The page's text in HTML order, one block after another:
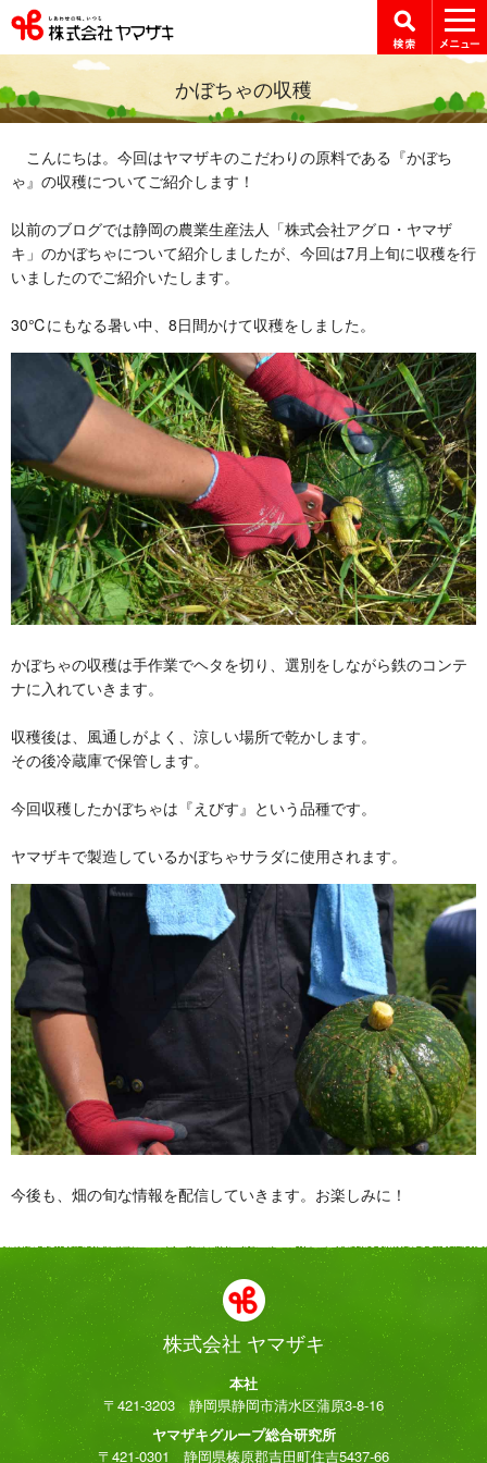
かぼちゃの収穫
こんにちは。今回はヤマザキのこだわりの原料である『かぼち
ゃ』の収穫についてご紹介します！
以前のブログでは静岡の農業生産法人「株式会社アグロ・ヤマザ
キ」のかぼちゃについて紹介しましたが、今回は7月上旬に収穫を行
いましたのでご紹介いたします。
30℃にもなる暑い中、8日間かけて収穫をしました。
かぼちゃの収穫は手作業でヘタを切り、選別をしながら鉄のコンテ
ナに入れていきます。
収穫後は、風通しがよく、涼しい場所で乾かします。
その後冷蔵庫で保管します。
今回収穫したかぼちゃは『えびす』という品種です。
ヤマザキで製造しているかぼちゃサラダに使用されます。
今後も、畑の旬な情報を配信していきます。お楽しみに！
株式会社 ヤマザキ
本社
〒421-3203 静岡県静岡市清水区蒲原3-8-16
ヤマザキグループ総合研究所
〒421-0301 静岡県榛原郡吉田町住吉5437-66